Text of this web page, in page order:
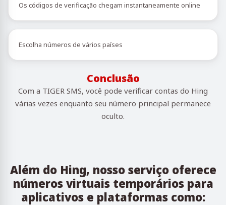
Os códigos de verificação chegam instantaneamente online
Escolha números de vários países
Conclusão
Com a TIGER SMS, você pode verificar contas do Hing
várias vezes enquanto seu número principal permanece
oculto.
Além do Hing, nosso serviço oferece
números virtuais temporários para
aplicativos e plataformas como: